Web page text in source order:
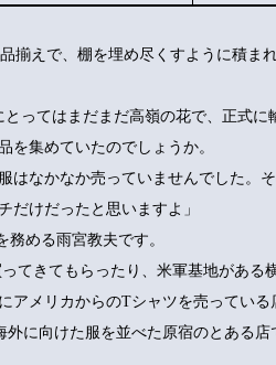
揃えで、棚を埋め尽くすように積ま
ってはまだまだ高嶺の花で、正式に
集めていたのでしょうか。
はなかなか売っていませんでした。
だけだったと思いますよ」
める雨宮教夫です。
てきてもらったり、米軍基地がある
アメリカからのTシャツを売っている
に向けた服を並べた原宿のとある店